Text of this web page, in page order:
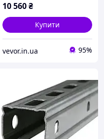
10 560₴
Купити
vevor.in.ua 95%